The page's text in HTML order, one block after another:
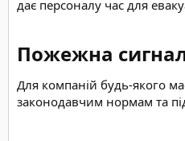
дає персоналу час для
Пожежна
Для компаній будь-якого
законодавчим нормам та